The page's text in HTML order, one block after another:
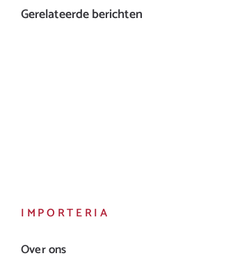
Gerelateerde berichten
IMPORTERIA
Over ons